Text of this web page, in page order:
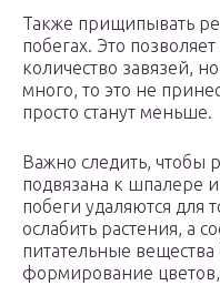
Также прищипывать
побегах. Это
количество завязей,
много, то это не
просто станут меньше.
Важно следить, чтобы
подвязана к шпалере
побеги удаляются для
ослабить растения, а
питательные
формирование